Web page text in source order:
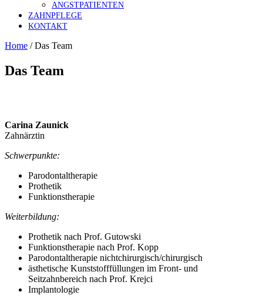
ANGSTPATIENTEN
ZAHNPFLEGE
KONTAKT
Home /Das Team
Das Team
Carina Zaunick
Zahnärztin
Schwerpunkte:
Parodontaltherapie
Prothetik
Funktionstherapie
Weiterbildung:
Prothetik nach Prof. Gutowski
Funktionstherapie nach Prof. Kopp
Parodontaltherapie nichtchirurgisch/chirurgisch
ästhetische Kunststofffüllungen im Front- und
Seitzahnbereich nach Prof. Krejci
Implantologie